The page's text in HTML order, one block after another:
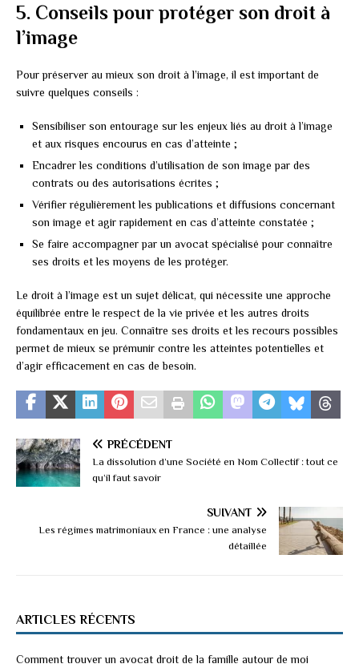
5. Conseils pour protéger son droit à
l’image
Pour préserver au mieux son droit à l’image, il est important de
suivre quelques conseils :
Sensibiliser son entourage sur les enjeux liés au droit à l’image
et aux risques encourus en cas d’atteinte ;
Encadrer les conditions d’utilisation de son image par des
contrats ou des autorisations écrites ;
Vérifier régulièrement les publications et diffusions concernant
son image et agir rapidement en cas d’atteinte constatée ;
Se faire accompagner par un avocat spécialisé pour connaître
ses droits et les moyens de les protéger.
Le droit à l’image est un sujet délicat, qui nécessite une approche
équilibrée entre le respect de la vie privée et les autres droits
fondamentaux en jeu. Connaître ses droits et les recours possibles
permet de mieux se prémunir contre les atteintes potentielles et
d’agir efficacement en cas de besoin.
PRÉCÉDENT
La dissolution d’une Société en Nom Collectif : tout ce
qu’il faut savoir
SUIVANT
Les régimes matrimoniaux en France : une analyse
détaillée
ARTICLES RÉCENTS
Comment trouver un avocat droit de la famille autour de moi